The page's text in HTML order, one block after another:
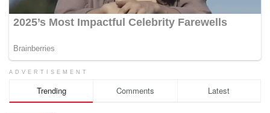
ADVERTISEMENT
Trending Comments Latest